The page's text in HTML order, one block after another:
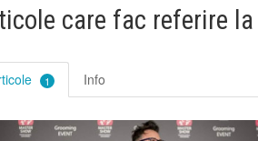
care fac referire la
1 Info